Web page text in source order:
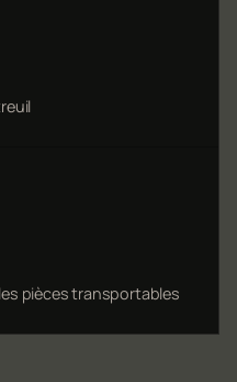
pièces transportables